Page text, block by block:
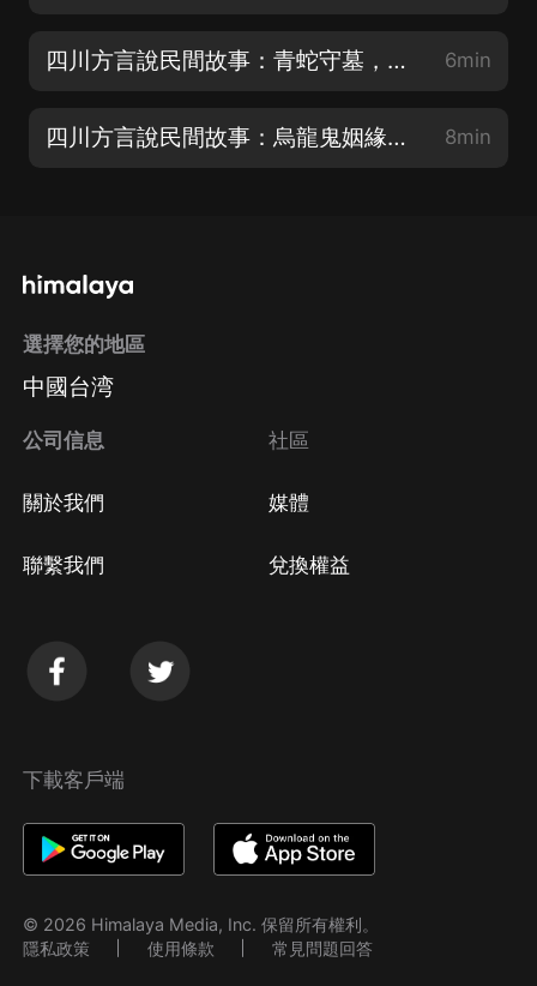
四川方言說民間故事：青蛇守墓，世代守諾 6min
四川方言說民間故事：烏龍鬼姻緣，成就陰陽兩對 8min
選擇您的地區
中國台湾
公司信息
關於我們
聯繫我們
社區
媒體
兌換權益
下載客戶端
© 2026 Himalaya Media, Inc. 保留所有權利。
隱私政策
使用條款 常見問題回答